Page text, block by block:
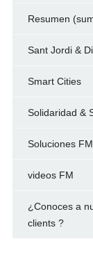
Resumen
Sant Jordi &
Smart Cities
Solidaridad &
Soluciones FM
videos FM
¿Conoces a
clients ?